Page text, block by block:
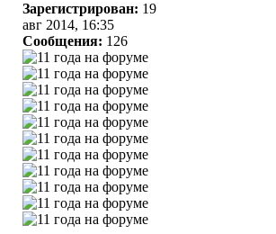
Зарегистрирован: 19
авг 2014, 16:35
Сообщения: 126